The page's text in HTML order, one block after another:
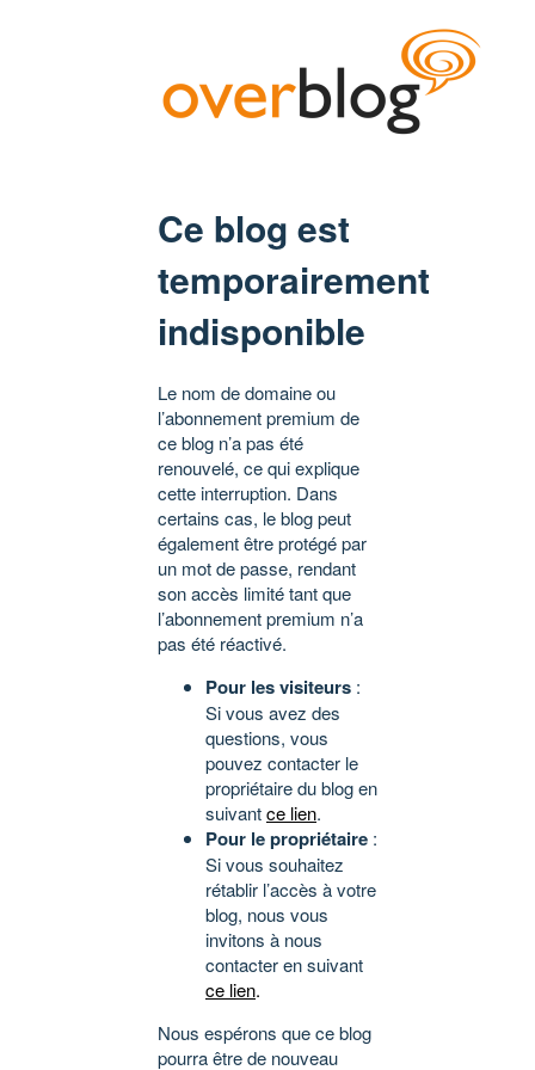
Ce blog est
temporairement
indisponible
Le nom de domaine ou
l’abonnement premium de
ce blog n’a pas été
renouvelé, ce qui explique
cette interruption. Dans
certains cas, le blog peut
également être protégé par
un mot de passe, rendant
son accès limité tant que
l’abonnement premium n’a
pas été réactivé.
Pour les visiteurs :
Si vous avez des
questions, vous
pouvez contacter le
propriétaire du blog en
suivantce lien.
Pour le propriétaire :
Si vous souhaitez
rétablir l’accès à votre
blog, nous vous
invitons à nous
contacter en suivant
ce lien.
Nous espérons que ce blog
pourra être de nouveau